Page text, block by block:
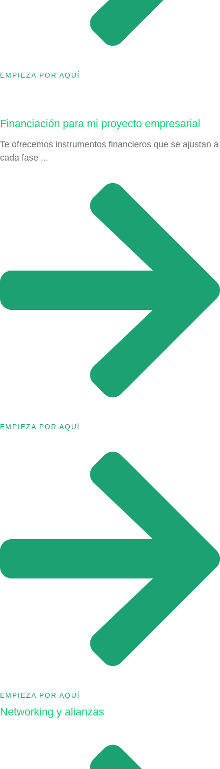
EMPIEZA POR AQUÍ
Financiación para mi proyecto empresarial
Te ofrecemos instrumentos financieros que se ajustan a
cada fase ...
EMPIEZA POR AQUÍ
EMPIEZA POR AQUÍ
Networking y alianzas